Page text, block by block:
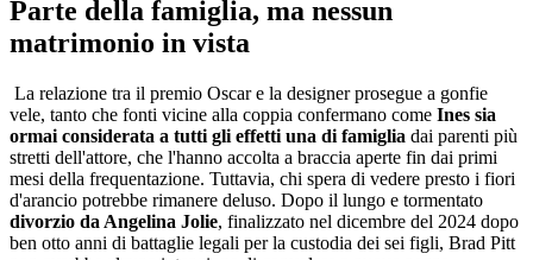
Parte della famiglia, ma nessun
matrimonio in vista
La relazione tra il premio Oscar e la designer prosegue a gonfie
vele, tanto che fonti vicine alla coppia confermano come Ines sia
ormai considerata a tutti gli effetti una di famiglia dai parenti più
stretti dell'attore, che l'hanno accolta a braccia aperte fin dai primi
mesi della frequentazione. Tuttavia, chi spera di vedere presto i fiori
d'arancio potrebbe rimanere deluso. Dopo il lungo e tormentato
divorzio da Angelina Jolie, finalizzato nel dicembre del 2024 dopo
ben otto anni di battaglie legali per la custodia dei sei figli, Brad Pitt